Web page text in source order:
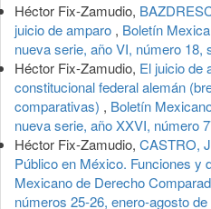
Héctor Fix-Zamudio,
juicio de amparo , Boletín
nueva serie, año VI, número 18,
Héctor Fix-Zamudio, El juicio de
constitucional federal alemán
comparativas) , Boletín
nueva serie, año XXVI, número
Héctor Fix-Zamudio, CASTRO,
Público en México. Funciones y
Mexicano de Derecho
números 25-26, enero-agosto de